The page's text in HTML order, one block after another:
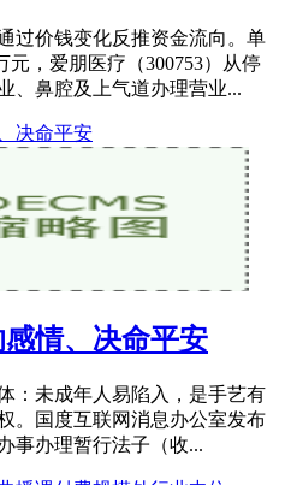
过价钱变化反推资金流向。单
元，爱朋医疗（300753）从停
、鼻腔及上气道办理营业...
情、决命平安
：未成年人易陷入，是手艺有
。国度互联网消息办公室发布
事办理暂行法子（收...